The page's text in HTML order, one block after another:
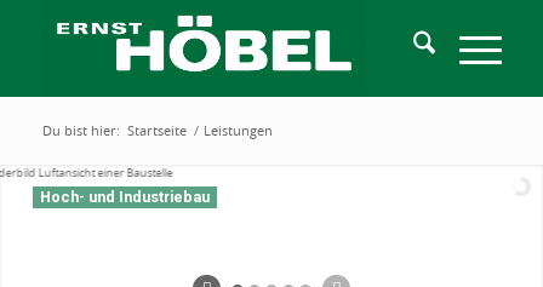
Du bist hier: Startseite / Leistungen
Hoch- und Industriebau